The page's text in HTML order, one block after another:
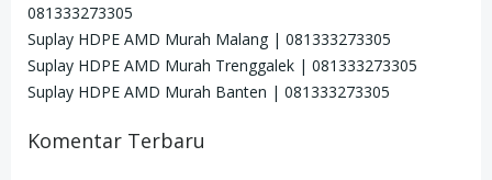
081333273305
Suplay HDPE AMD Murah Malang | 081333273305
Suplay HDPE AMD Murah Trenggalek | 081333273305
Suplay HDPE AMD Murah Banten | 081333273305
Komentar Terbaru